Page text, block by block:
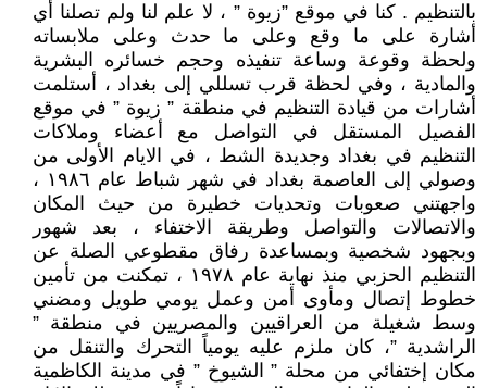
بالتنظيم . كنا في موقع ”زيوة ” ، لا علم لنا ولم تصلنا أي
أشارة على ما وقع وعلى ما حدث وعلى ملابساته
ولحظة وقوعة وساعة تنفيذه وحجم خسائره البشرية
والمادية ، وفي لحظة قرب تسللي إلى بغداد ، أستلمت
أشارات من قيادة التنظيم في منطقة ” زيوة ” في موقع
الفصيل المستقل في التواصل مع أعضاء وملاكات
التنظيم في بغداد وجديدة الشط ، في الايام الأولى من
وصولي إلى العاصمة بغداد في شهر شباط عام ١٩٨٦ ،
واجهتني صعوبات وتحديات خطيرة من حيث المكان
والاتصالات والتواصل وطريقة الاختفاء ، بعد شهور
وبجهود شخصية وبمساعدة رفاق مقطوعي الصلة عن
التنظيم الحزبي منذ نهاية عام ١٩٧٨ ، تمكنت من تأمين
خطوط إتصال ومأوى أمن وعمل يومي طويل ومضني
وسط شغيلة من العراقيين والمصريين في منطقة ”
الراشدية ”، كان ملزم عليه يومياً التحرك والتنقل من
مكان إختفائي من محلة ” الشيوخ ” في مدينة الكاظمية